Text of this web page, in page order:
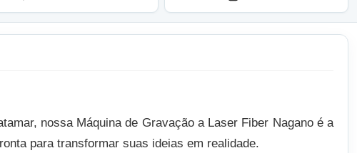
nossa Máquina de Gravação a Laser Fiber Nagano é a
para transformar suas ideias em realidade.